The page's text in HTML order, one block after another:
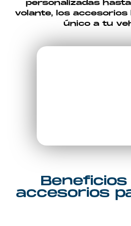
personalizadas hasta
volante, los accesorios
único a tu
Beneficios
accesorios